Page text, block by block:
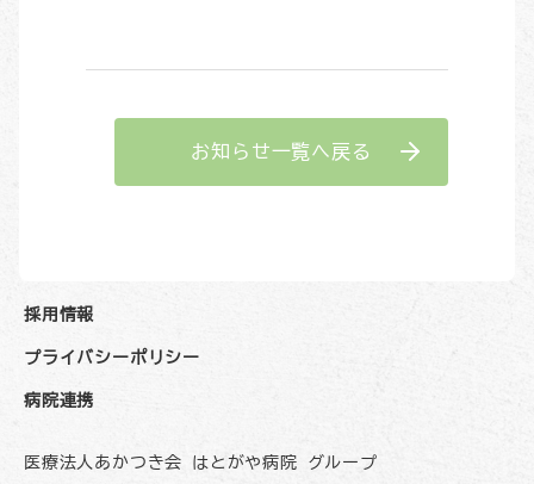
お知らせ一覧へ戻る
採用情報
プライバシーポリシー
病院連携
医療法人あかつき会 はとがや病院 グループ